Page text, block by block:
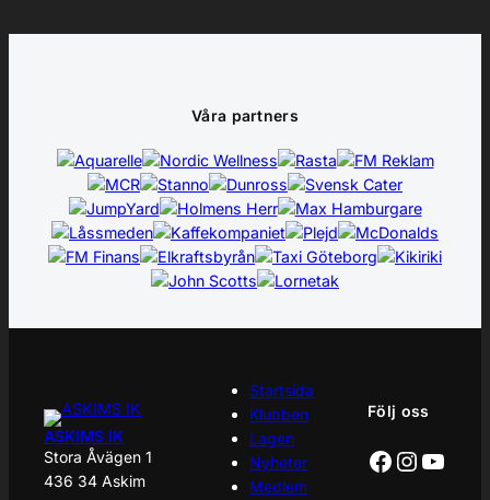
Våra partners
ASKIMS IK
Stora Åvägen 1
436 34 Askim
Startsida
Klubben
Lagen
Nyheter
Medlem
Följ oss
Facebook